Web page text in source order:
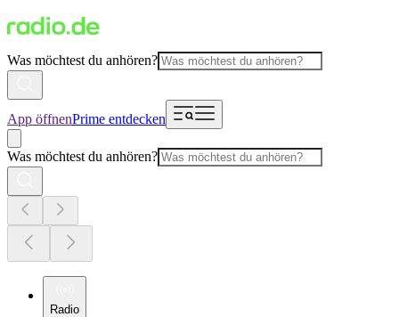
Was möchtest du anhören?
App öffnenPrime entdecken
Was möchtest du anhören?
Radio